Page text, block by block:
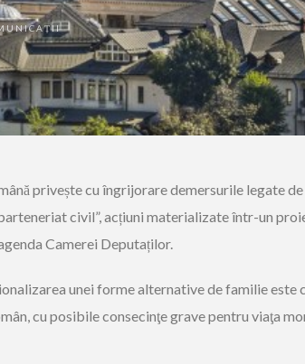
privește cu îngrijorare demersurile legate
civil”, acțiuni materializate într-un
Camerei Deputaților.
unei forme alternative de familie este
cu posibile consecinţe grave pentru viaţa